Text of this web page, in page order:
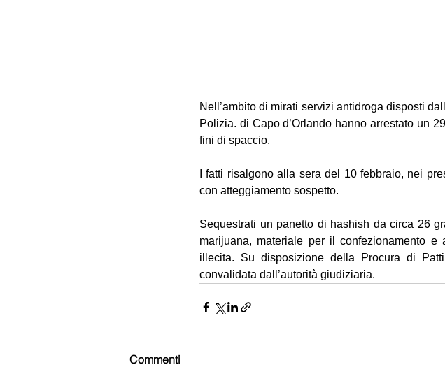
Nell’ambito di mirati servizi antidroga disposti
Polizia. di Capo d’Orlando hanno arrestato un
fini di spaccio.
I fatti risalgono alla sera del 10 febbraio, nei
con atteggiamento sospetto.
Sequestrati un panetto di hashish da circa 26
marijuana, materiale per il confezionamento e
illecita. Su disposizione della Procura di
convalidata dall’autorità giudiziaria.
Commenti